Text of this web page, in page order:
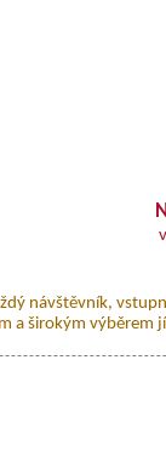
návštěvník,
a širokým výběrem